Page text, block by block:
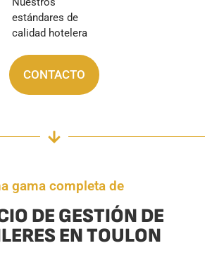
CONTACTO
gama completa de
DE GESTIÓN DE
EN TOULON